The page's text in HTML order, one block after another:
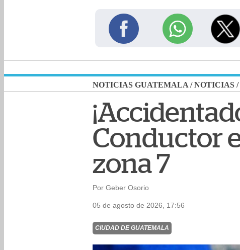
NOTICIAS GUATEMALA /NOTICIAS /
Conductor
zona 7
Por Geber Osorio
05 de agosto de 2026, 17:56
CIUDAD DE GUATEMALA